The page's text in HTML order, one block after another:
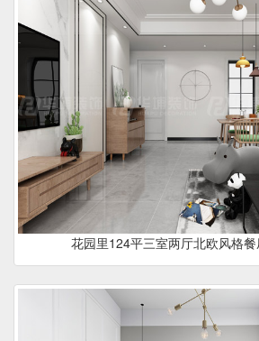
花园里124平三室两厅北欧风格